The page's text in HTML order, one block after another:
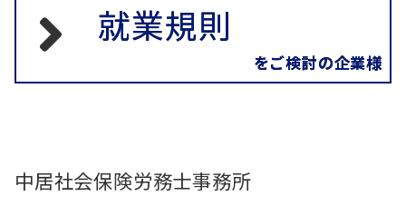
就業規則
をご検討の企業様
中居社会保険労務士事務所